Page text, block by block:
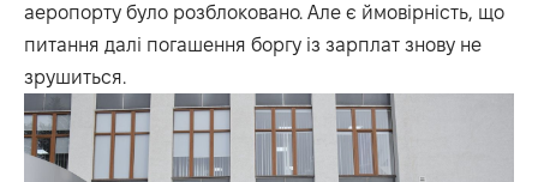
аеропорту було розблоковано. Але є ймовірність, що
питання далі погашення боргу із зарплат знову не
зрушиться.